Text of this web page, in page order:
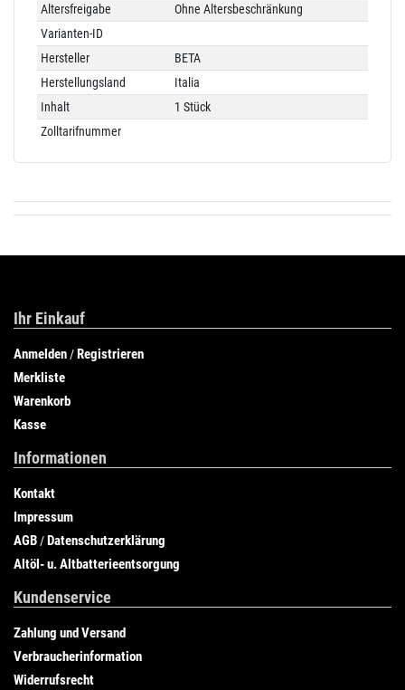
Altersfreigabe
Ohne Altersbeschränkung
Varianten-ID
Hersteller
BETA
Herstellungsland
Italia
Inhalt
1 Stück
Zolltarifnummer
Ihr Einkauf
Anmelden /Registrieren
Merkliste
Warenkorb
Kasse
Informationen
Kontakt
Impressum
AGB /Datenschutzerklärung
Altöl- u. Altbatterieentsorgung
Kundenservice
Zahlung und Versand
Verbraucherinformation
Widerrufsrecht